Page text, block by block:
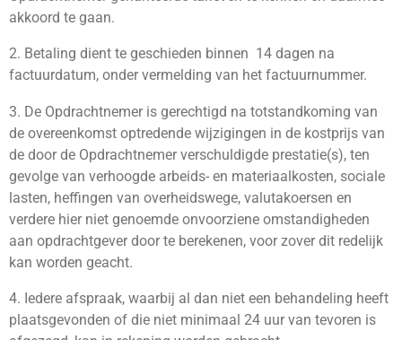
akkoord te gaan.
2. Betaling dient te geschieden binnen 14 dagen na
factuurdatum, onder vermelding van het factuurnummer.
3. De Opdrachtnemer is gerechtigd na totstandkoming van
de overeenkomst optredende wijzigingen in de kostprijs van
de door de Opdrachtnemer verschuldigde prestatie(s), ten
gevolge van verhoogde arbeids- en materiaalkosten, sociale
lasten, heffingen van overheidswege, valutakoersen en
verdere hier niet genoemde onvoorziene omstandigheden
aan opdrachtgever door te berekenen, voor zover dit redelijk
kan worden geacht.
4. Iedere afspraak, waarbij al dan niet een behandeling heeft
plaatsgevonden of die niet minimaal 24 uur van tevoren is